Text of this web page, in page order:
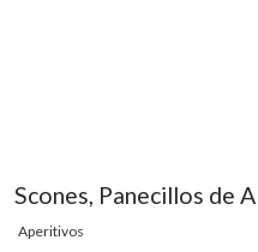
Scones, Panecillos de
Aperitivos